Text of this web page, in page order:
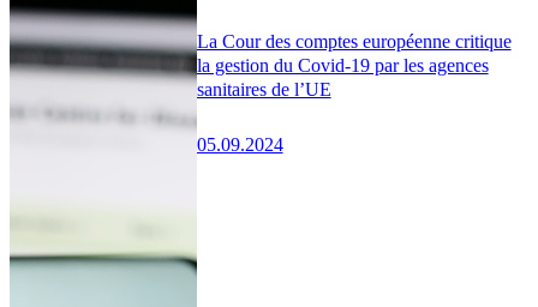
La Cour des comptes européenne critique
la gestion du Covid-19 par les agences
sanitaires de l’UE
05.09.2024